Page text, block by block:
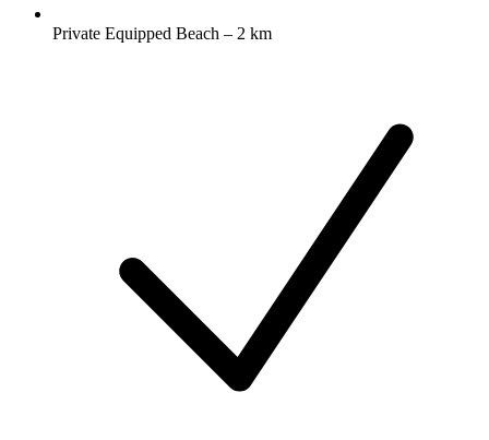
Private Equipped Beach – 2 km